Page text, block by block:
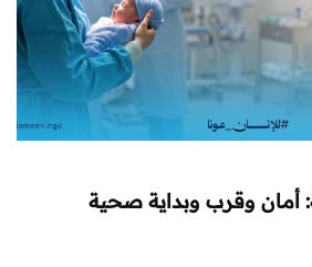
أمان وقرب وبداية صحية